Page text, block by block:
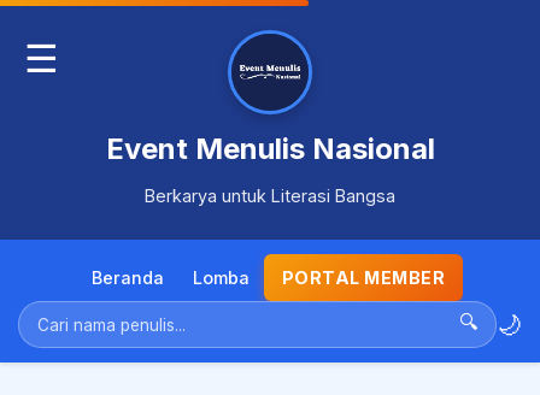
☰
Event Menulis Nasional
Berkarya untuk Literasi Bangsa
Beranda Lomba PORTAL MEMBER
🔍 🌙